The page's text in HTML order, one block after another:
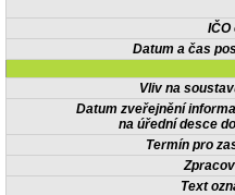
IČO
Datum a čas
Vliv na
Datum zveřejnění
na úřední desce
Termín pro
Text